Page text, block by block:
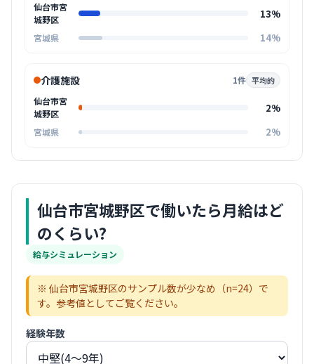
仙台市宮
城野区
13%
宮城県 14%
介護施設 1件 平均的
仙台市宮
城野区
2%
宮城県 2%
仙台市宮城野区で働いたら月給はど
のくらい?
給与シミュレーション
※ 仙台市宮城野区のサンプル数が少なめ（n=24）で
す。参考値としてご覧ください。
経験年数